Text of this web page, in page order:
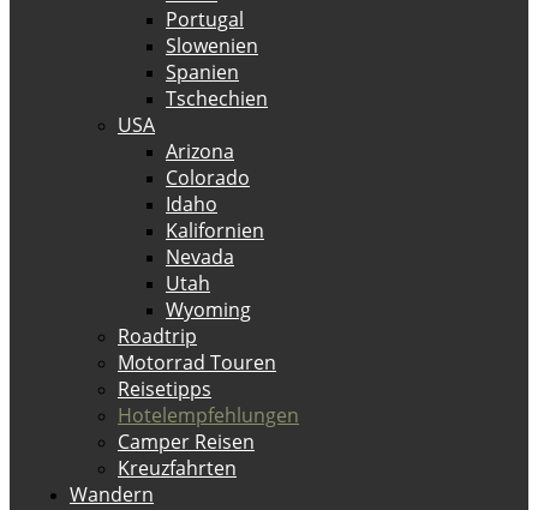
Portugal
Slowenien
Spanien
Tschechien
USA
Arizona
Colorado
Idaho
Kalifornien
Nevada
Utah
Wyoming
Roadtrip
Motorrad Touren
Reisetipps
Hotelempfehlungen
Camper Reisen
Kreuzfahrten
Wandern